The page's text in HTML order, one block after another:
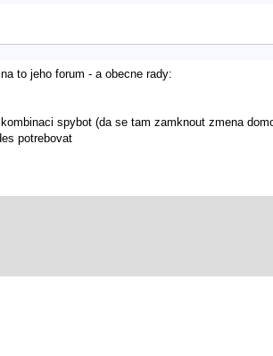
to jeho forum - a obecne rady:
spybot (da se tam zamknout zmena
potrebovat